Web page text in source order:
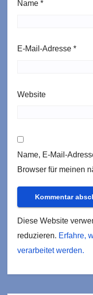
Name *
E-Mail-Adresse *
Website
Name, E-Mail-
Browser für meinen
Diese Website
reduzieren. Erfahre,
verarbeitet werden.